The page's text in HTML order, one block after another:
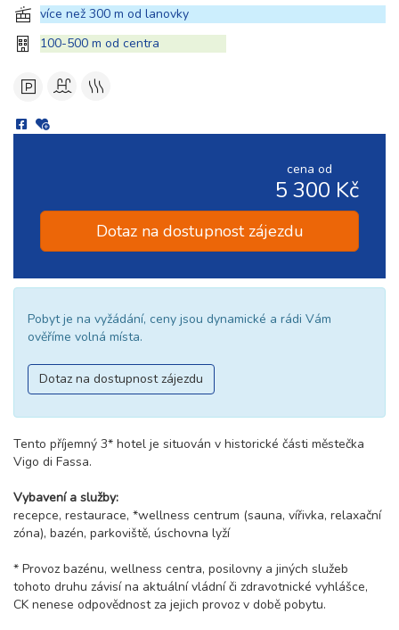
více než 300 m od lanovky
100-500 m od centra
cena od
5 300 Kč
Dotaz na dostupnost zájezdu
Pobyt je na vyžádání, ceny jsou dynamické a rádi Vám
ověříme volná místa.
Dotaz na dostupnost zájezdu
Tento příjemný 3* hotel je situován v historické části městečka
Vigo di Fassa.
Vybavení a služby:
recepce, restaurace, *wellness centrum (sauna, vířivka, relaxační
zóna), bazén, parkoviště, úschovna lyží
* Provoz bazénu, wellness centra, posilovny a jiných služeb
tohoto druhu závisí na aktuální vládní či zdravotnické vyhlášce,
CK nenese odpovědnost za jejich provoz v době pobytu.